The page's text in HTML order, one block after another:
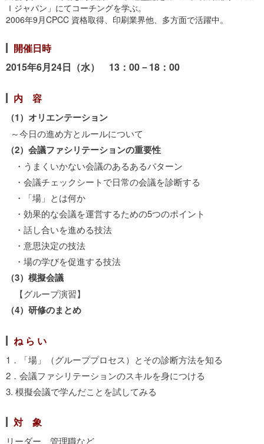
Ｉジャパン」にてコーチングを学ぶ。
2006年9月CPCC 資格取得、印刷業界他、多方面で活躍中。
開催日時
2015年6月24日（水） 13：00－18：00
内 容
（1）オリエンテーション
～今日の進め方とルールについて
（2）会議ファシリテーションの重要性
・うまくいかない会議のあるあるパターン
・会議チェックシートで日常の会議を診断する
・「場」とは何か
・効果的な会議を運営するための5つのポイント
・話し合いを進める技法
・意思決定の技法
・場の学びを促進する技法
（3）模擬会議
【グループ演習】
（4）研修のまとめ
ね ら い
1．「場」（グループプロセス）とその診断方法を知る
2．会議ファシリテーションのスキルを身につける
3. 模擬会議で学んだことを試してみる
対 象
リーダー、管理職など